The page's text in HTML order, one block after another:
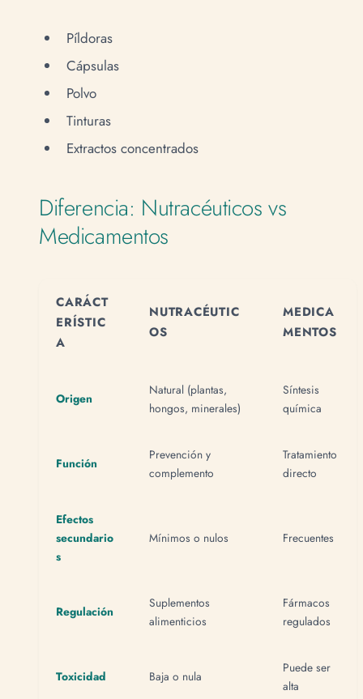
Píldoras
Cápsulas
Polvo
Tinturas
Extractos concentrados
Diferencia: Nutracéuticos vs
Medicamentos
CARÁCT
ERÍSTIC
A
NUTRACÉUTIC
OS
MEDICA
MENTOS
Origen
Natural (plantas,
hongos, minerales)
Síntesis
química
Función
Prevención y
complemento
Tratamiento
directo
Efectos
secundario
s
Mínimos o nulos Frecuentes
Regulación
Suplementos
alimenticios
Fármacos
regulados
Toxicidad Baja o nula
Puede ser
alta